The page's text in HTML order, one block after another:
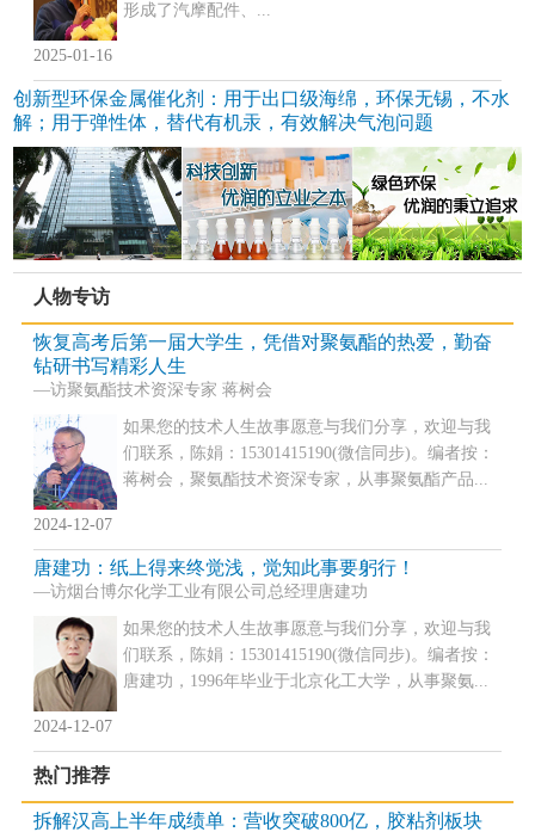
形成了汽摩配件、...
2025-01-16
创新型环保金属催化剂：用于出口级海绵，环保无锡，不水
解；用于弹性体，替代有机汞，有效解决气泡问题
人物专访
恢复高考后第一届大学生，凭借对聚氨酯的热爱，勤奋
钻研书写精彩人生
—访聚氨酯技术资深专家 蒋树会
如果您的技术人生故事愿意与我们分享，欢迎与我
们联系，陈娟：15301415190(微信同步)。编者按：
蒋树会，聚氨酯技术资深专家，从事聚氨酯产品...
2024-12-07
唐建功：纸上得来终觉浅，觉知此事要躬行！
—访烟台博尔化学工业有限公司总经理唐建功
如果您的技术人生故事愿意与我们分享，欢迎与我
们联系，陈娟：15301415190(微信同步)。编者按：
唐建功，1996年毕业于北京化工大学，从事聚氨...
2024-12-07
热门推荐
拆解汉高上半年成绩单：营收突破800亿，胶粘剂板块